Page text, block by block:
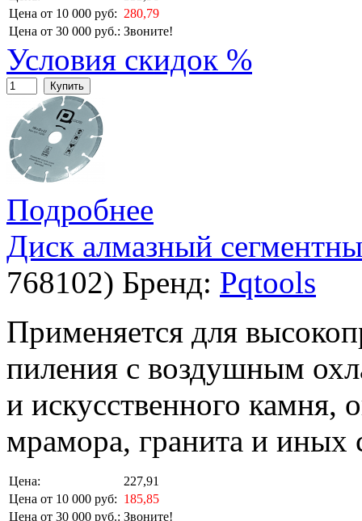
Цена от 10 000 руб: 280,79
Цена от 30 000 руб.: Звоните!
Условия скидок %
Купить
Подробнее
Диск алмазный
768102) Бренд: Pqtools
Применяется для
пиления с воздушным
и искусственного камня,
мрамора, гранита и иных
Цена:
227,91
Цена от 10 000 руб: 185,85
Цена от 30 000 руб.: Звоните!